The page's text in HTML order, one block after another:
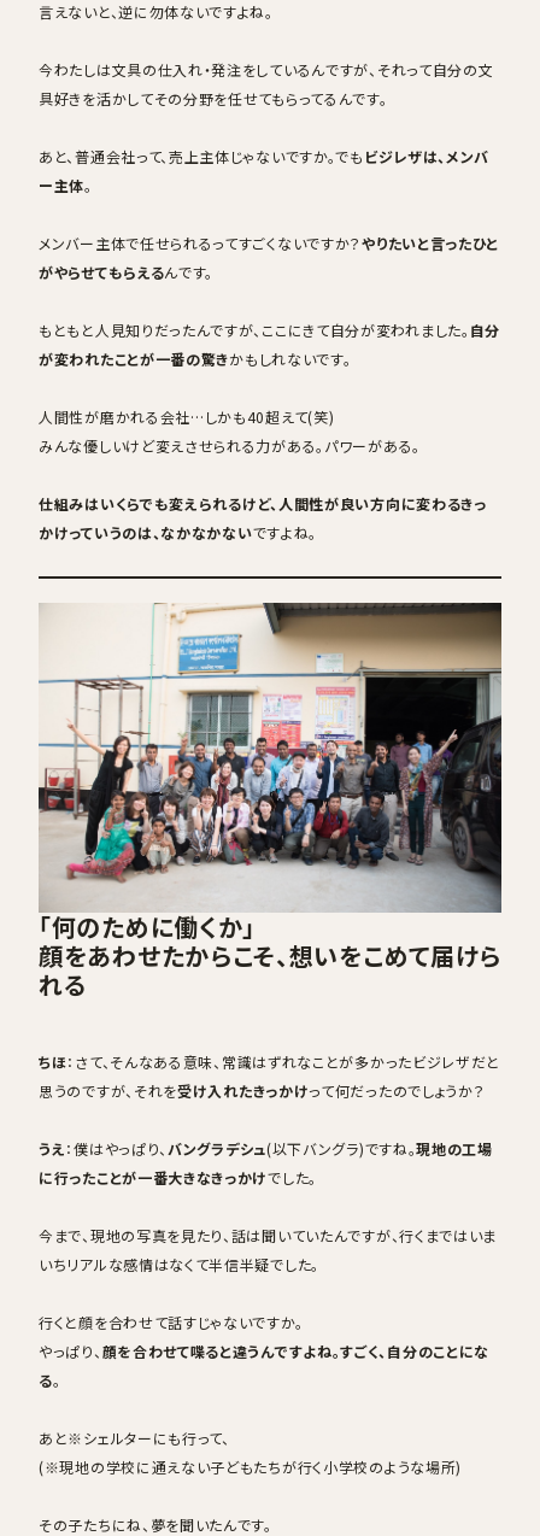
言えないと、逆に勿体ないですよね。
今わたしは文具の仕入れ・発注をしているんですが、それって自分の文
具好きを活かしてその分野を任せてもらってるんです。
あと、普通会社って、売上主体じゃないですか。でも ビジレザは、メンバ
ー主体。
メンバー主体で任せられるってすごくないですか？やりたいと言ったひと
がやらせてもらえるんです。
もともと人見知りだったんですが、ここにきて自分が変われました。 自分
が変われたことが一番の驚きかもしれないです。
人間性が磨かれる会社…しかも40超えて(笑)
みんな優しいけど変えさせられる力がある。パワーがある。
仕組みはいくらでも変えられるけど、人間性が良い方向に変わるきっ
かけっていうのは、なかなかないですよね。
「何のために働くか」
顔をあわせたからこそ、想いをこめて届けら
れる
ちほ：さて、そんなある意味、常識はずれなことが多かったビジレザだと
思うのですが、それを受け入れたきっかけって何だったのでしょうか？
うえ ：僕はやっぱり、 バングラデシュ(以下バングラ)ですね。現地の工場
に行ったことが一番大きなきっかけでした。
今まで、現地の写真を見たり、話は聞いていたんですが、行くまではいま
いちリアルな感情はなくて半信半疑でした。
行くと顔を合わせて話すじゃないですか。
やっぱり、 顔を合わせて喋ると違うんですよね。すごく、自分のことにな
る。
あと※シェルターにも行って、
(※現地の学校に通えない子どもたちが行く小学校のような場所)
その子たちにね、夢を聞いたんです。